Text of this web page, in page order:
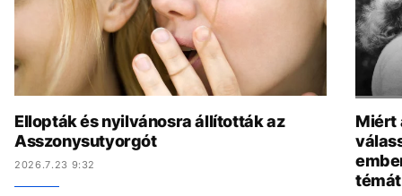
Ellopták és nyilvánosra állították az
Asszonysutyorgót
2026.7.23 9:32
Miért
témát